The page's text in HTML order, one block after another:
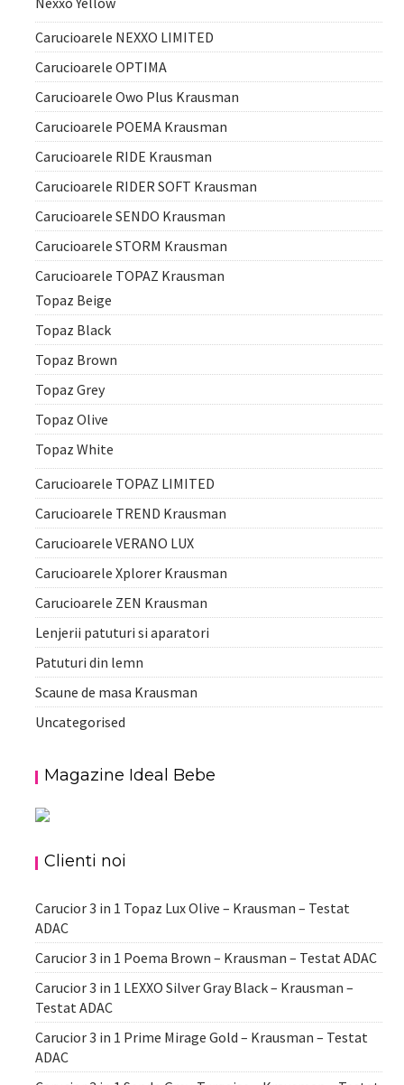
Carucioarele NEXXO LIMITED
Carucioarele OPTIMA
Carucioarele Owo Plus Krausman
Carucioarele POEMA Krausman
Carucioarele RIDE Krausman
Carucioarele RIDER SOFT Krausman
Carucioarele SENDO Krausman
Carucioarele STORM Krausman
Carucioarele TOPAZ Krausman
Topaz Beige
Topaz Black
Topaz Brown
Topaz Grey
Topaz Olive
Topaz White
Carucioarele TOPAZ LIMITED
Carucioarele TREND Krausman
Carucioarele VERANO LUX
Carucioarele Xplorer Krausman
Carucioarele ZEN Krausman
Lenjerii patuturi si aparatori
Patuturi din lemn
Scaune de masa Krausman
Uncategorised
Magazine Ideal Bebe
Clienti noi
Carucior 3 in 1 Topaz Lux Olive – Krausman – Testat
ADAC
Carucior 3 in 1 Poema Brown – Krausman – Testat ADAC
Carucior 3 in 1 LEXXO Silver Gray Black – Krausman –
Testat ADAC
Carucior 3 in 1 Prime Mirage Gold – Krausman – Testat
ADAC